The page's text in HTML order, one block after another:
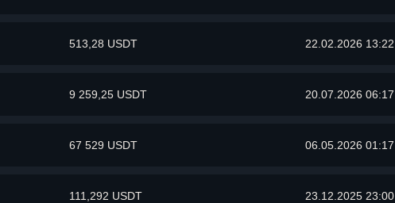
513,28 USDT 22.02.2026 13:22
9 259,25 USDT 20.07.2026 06:17
67 529 USDT 06.05.2026 01:17
111,292 USDT 23.12.2025 23:00